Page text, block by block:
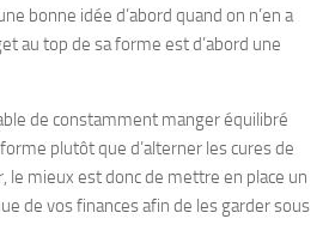
bonne idée d’abord quand on n’en a
au top de sa forme est d’abord une
de constamment manger équilibré
plutôt que d’alterner les cures de
le mieux est donc de mettre en place un
de vos finances afin de les garder sous